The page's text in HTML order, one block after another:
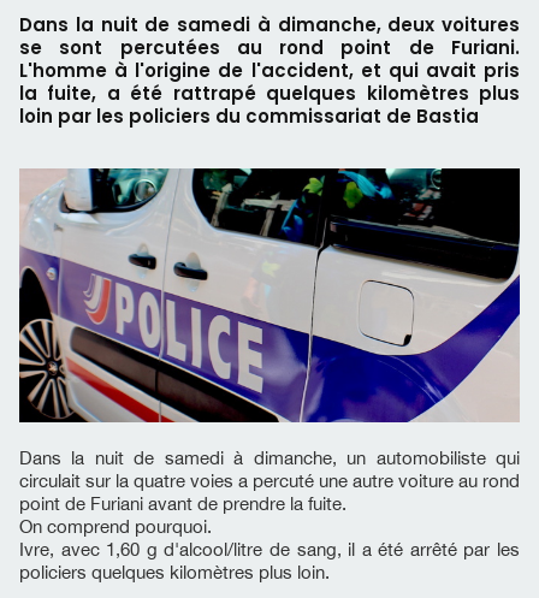
Dans la nuit de samedi à dimanche, deux voitures
se sont percutées au rond point de Furiani.
L'homme à l'origine de l'accident, et qui avait pris
la fuite, a été rattrapé quelques kilomètres plus
loin par les policiers du commissariat de Bastia
Dans la nuit de samedi à dimanche, un automobiliste qui
circulait sur la quatre voies a percuté une autre voiture au rond
point de Furiani avant de prendre la fuite.
On comprend pourquoi.
Ivre, avec 1,60 g d'alcool/litre de sang, il a été arrêté par les
policiers quelques kilomètres plus loin.